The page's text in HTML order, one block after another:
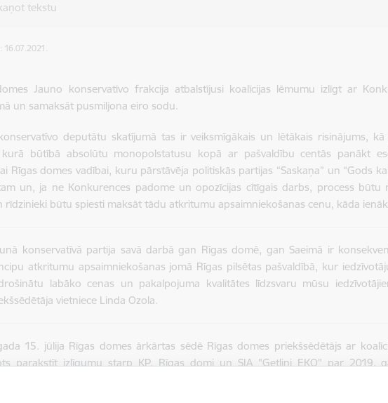
tekstu
16.07.2021.
Jauno konservatīvo frakcija atbalstījusi koalīcijas lēmumu izlīgt ar
un samaksāt pusmiljona eiro sodu.
deputātu skatījumā tas ir veiksmīgākais un lētākais risinājums,
kurā būtībā absolūtu monopolstatusu kopā ar pašvaldību centās panākt
Rīgas domes vadībai, kuru pārstāvēja politiskās partijas “Saskaņa” un “Gods
un, ja ne Konkurences padome un opozīcijas cītīgais darbs, process būtu
rīdzinieki būtu spiesti maksāt tādu atkritumu apsaimniekošanas cenu, kāda
konservatīvā partija savā darbā gan Rīgas domē, gan Saeimā ir
atkritumu apsaimniekošanas jomā Rīgas pilsētas pašvaldībā, kur
labāko cenas un pakalpojuma kvalitātes līdzsvaru mūsu
vietniece Linda Ozola.
15. jūlija Rīgas domes ārkārtas sēdē Rīgas domes priekšsēdētājs ar
parakstīt izlīgumu starp KP, Rīgas domi un SIA "Getliņi EKO" par 2019.